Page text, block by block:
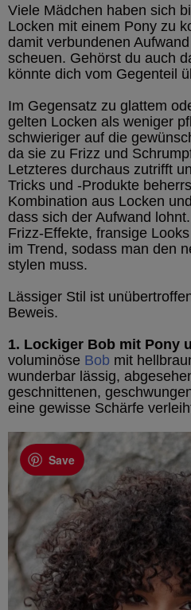
Viele Mädchen haben sich
Locken mit einem Pony zu
damit verbundenen
scheuen. Gehörst du auch
könnte dich vom Gegenteil
Im Gegensatz zu glattem
gelten Locken als weniger
schwieriger auf die
da sie zu Frizz und
Letzteres durchaus zutrifft
Tricks und -Produkte
Kombination aus Locken
dass sich der Aufwand
Frizz-Effekte, fransige
im Trend, sodass man den
stylen muss.
Lässiger Stil ist
Beweis.
1. Lockiger Bob mit Pony
voluminöse Bob mit
wunderbar lässig,
geschnittenen,
eine gewisse Schärfe
Save